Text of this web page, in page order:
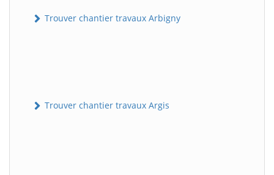
Trouver chantier travaux Arbigny
Trouver chantier travaux Argis